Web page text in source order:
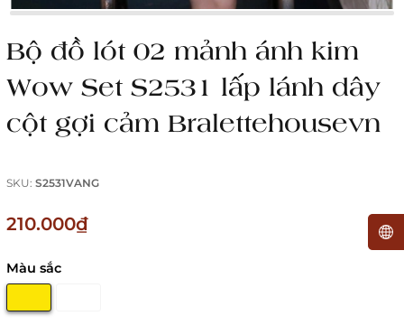
Bộ đồ lót 02 mảnh ánh kim
Wow Set S2531 lấp lánh dây
cột gợi cảm Bralettehousevn
SKU: S2531VANG
210.000₫
Màu sắc